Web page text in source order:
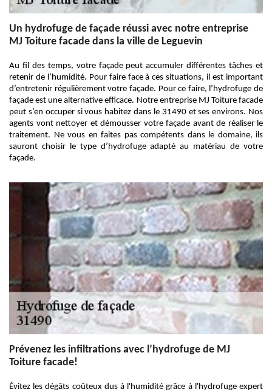
Un hydrofuge de façade réussi avec notre entreprise
MJ Toiture facade dans la ville de Leguevin
Au fil des temps, votre façade peut accumuler différentes tâches et
retenir de l’humidité. Pour faire face à ces situations, il est important
d’entretenir régulièrement votre façade. Pour ce faire, l’hydrofuge de
façade est une alternative efficace. Notre entreprise MJ Toiture facade
peut s’en occuper si vous habitez dans le 31490 et ses environs. Nos
agents vont nettoyer et démousser votre façade avant de réaliser le
traitement. Ne vous en faites pas compétents dans le domaine, ils
sauront choisir le type d’hydrofuge adapté au matériau de votre
façade.
Prévenez les infiltrations avec l’hydrofuge de MJ
Toiture facade!
Évitez les dégâts coûteux dus à l'humidité grâce à l'hydrofuge expert